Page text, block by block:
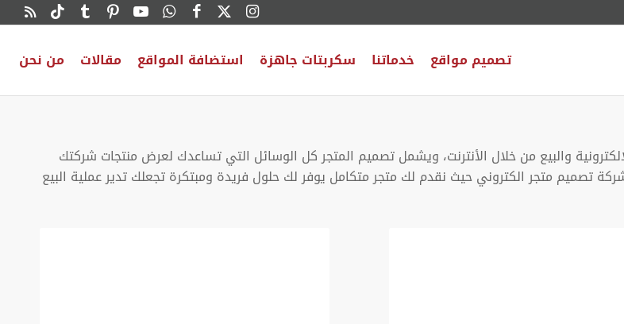
تصميم مواقع خدماتنا سكربتات جاهزة استضافة المواقع مقالات من نحن
والبيع من خلال الأنترنت، ويشمل تصميم المتجر كل الوسائل التي تساعدك لعرض منتجات شركتك
تصميم متجر الكتروني حيث نقدم لك متجر متكامل يوفر لك حلول فريدة ومبتكرة تجعلك تدير عملية البيع